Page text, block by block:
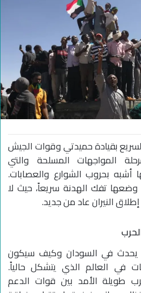
بقيادة حميدتي وقوات الجيش
المواجهات المسلحة والتي
أشبه بحروب الشوارع والعصابات.
تفك الهدنة سريعاً، حيث لا
النيران عاد من جديد.
يحدث في السودان وكيف سيكون
في العالم الذي يتشكل حالياً.
طويلة الأمد بين قوات الدعم